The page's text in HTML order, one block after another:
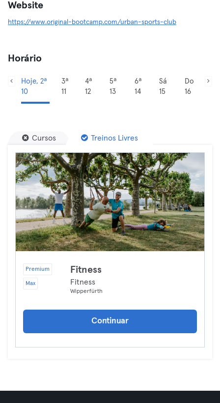
Website
https://www.original-bootcamp.com/urban-sports-club
Horário
Hoje, 2ª
10
3ª
11
4ª
12
5ª
13
6ª
14
Sá
15
Do
16
Cursos Treinos Livres
Premium
Max
Fitness
Fitness
Wipperfürth
Continuar